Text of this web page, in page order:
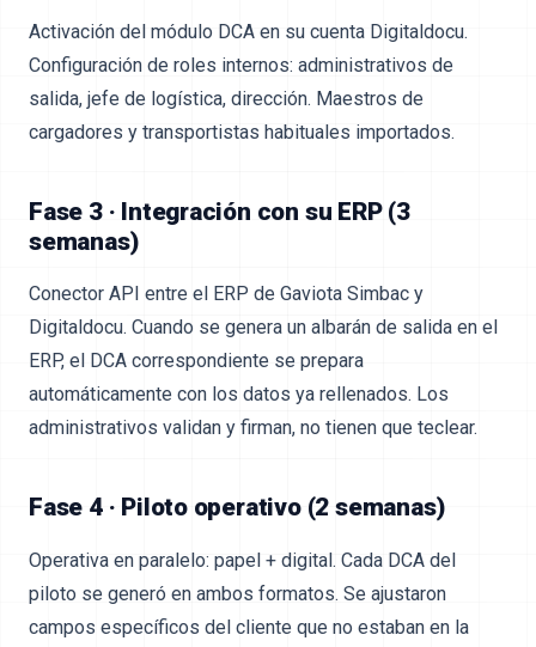
Activación del módulo DCA en su cuenta Digitaldocu.
Configuración de roles internos: administrativos de
salida, jefe de logística, dirección. Maestros de
cargadores y transportistas habituales importados.
Fase 3 · Integración con su ERP (3
semanas)
Conector API entre el ERP de Gaviota Simbac y
Digitaldocu. Cuando se genera un albarán de salida en el
ERP, el DCA correspondiente se prepara
automáticamente con los datos ya rellenados. Los
administrativos validan y firman, no tienen que teclear.
Fase 4 · Piloto operativo (2 semanas)
Operativa en paralelo: papel + digital. Cada DCA del
piloto se generó en ambos formatos. Se ajustaron
campos específicos del cliente que no estaban en la